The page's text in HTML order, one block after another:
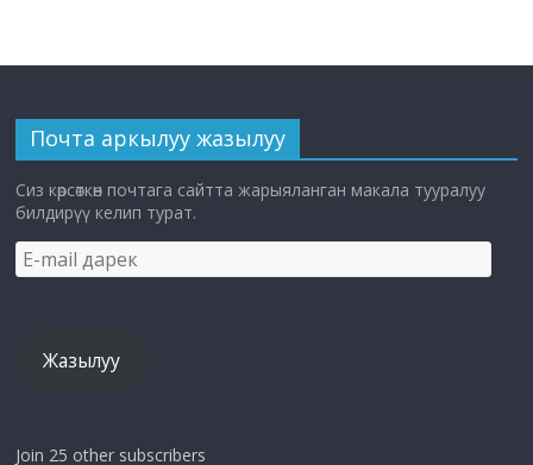
Почта аркылуу жазылуу
Сиз көрсөткөн почтага сайтта жарыяланган макала тууралуу
билдирүү келип турат.
E-
mail
Жазылуу
Join 25 other subscribers